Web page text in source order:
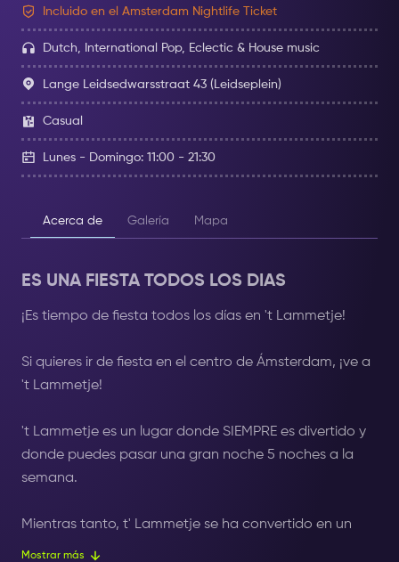
Incluido en el Amsterdam Nightlife Ticket
Dutch, International Pop, Eclectic & House music
Lange Leidsedwarsstraat 43 (Leidseplein)
Casual
Lunes - Domingo: 11:00 - 21:30
Acerca de Galería Mapa
ES UNA FIESTA TODOS LOS DIAS
¡Es tiempo de fiesta todos los días en 't Lammetje!
Si quieres ir de fiesta en el centro de Ámsterdam, ¡ve a
't Lammetje!
't Lammetje es un lugar donde SIEMPRE es divertido y
donde puedes pasar una gran noche 5 noches a la
semana.
Mientras tanto, t' Lammetje se ha convertido en un
popular café de fiesta entre los lugareños de
Mostrar más